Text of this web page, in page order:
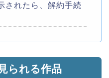
されたら、解約手続
られる作品